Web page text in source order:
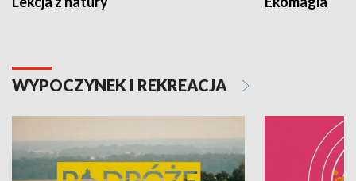
WYPOCZYNEK I REKREACJA